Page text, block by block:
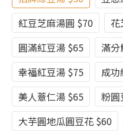
紅豆芝麻湯圓 $70
花
圓滿紅豆湯 $65
滿分
幸福紅豆湯 $75
成功
美人薏仁湯 $65
粉圓
大芋圓地瓜圓豆花 $60